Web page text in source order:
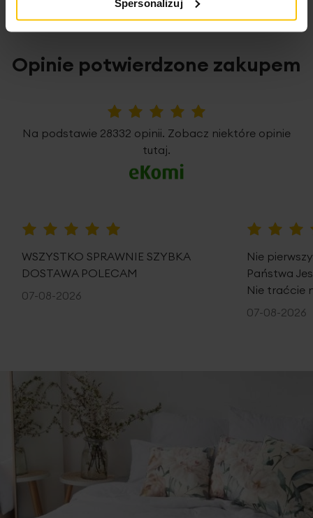
Spersonalizuj
Opinie potwierdzone zakupem
Na podstawie 28332 opinii. Zobacz niektóre opinie
tutaj.
WSZYSTKO SPRAWNIE SZYBKA
DOSTAWA POLECAM
07-08-2026
Nie
Państwa
Nie traćcie
07-08-2026